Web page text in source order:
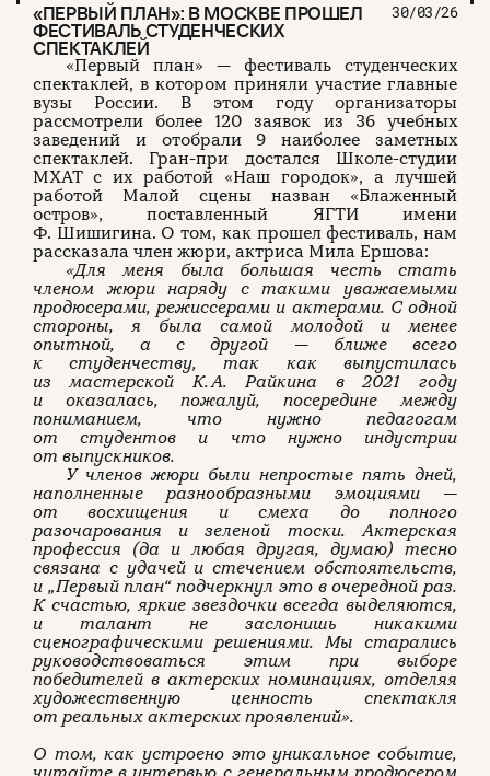
«ПЕРВЫЙ ПЛАН»: В МОСКВЕ ПРОШЕЛ
ФЕСТИВАЛЬ СТУДЕНЧЕСКИХ
СПЕКТАКЛЕЙ
30/03/26
«Первый план» — фестиваль студенческих
спектаклей, в котором приняли участие главные
вузы России. В этом году организаторы
рассмотрели более 120 заявок из 36 учебных
заведений и отобрали 9 наиболее заметных
спектаклей. Гран-при достался Школе-студии
МХАТ с их работой «Наш городок», а лучшей
работой Малой сцены назван «Блаженный
остров», поставленный ЯГТИ имени
Ф. Шишигина. О том, как прошел фестиваль, нам
рассказала член жюри, актриса Мила Ершова:
«Для меня была большая честь стать
членом жюри наряду с такими уважаемыми
продюсерами, режиссерами и актерами. С одной
стороны, я была самой молодой и менее
опытной, а с другой — ближе всего
к студенчеству, так как выпустилась
из мастерской К. А. Райкина в 2021 году
и оказалась, пожалуй, посередине между
пониманием, что нужно педагогам
от студентов и что нужно индустрии
от выпускников.
У членов жюри были непростые пять дней,
наполненные разнообразными эмоциями —
от восхищения и смеха до полного
разочарования и зеленой тоски. Актерская
профессия (да и любая другая, думаю) тесно
связана с удачей и стечением обстоятельств,
и „Первый план“ подчеркнул это в очередной раз.
К счастью, яркие звездочки всегда выделяются,
и талант не заслонишь никакими
сценографическими решениями. Мы старались
руководствоваться этим при выборе
победителей в актерских номинациях, отделяя
художественную ценность спектакля
от реальных актерских проявлений».
О том, как устроено это уникальное событие,